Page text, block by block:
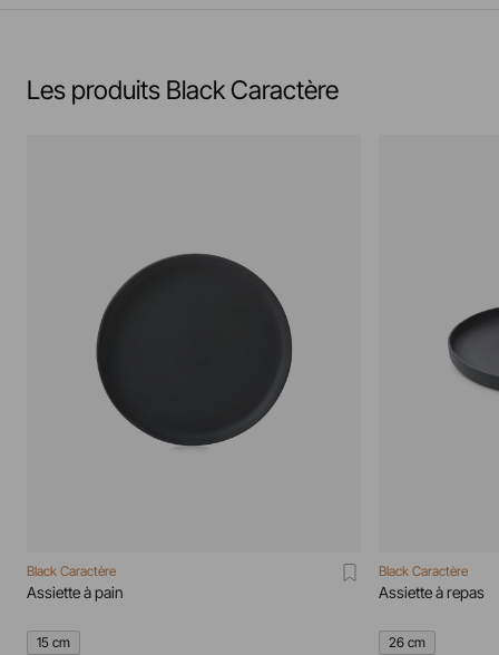
Les produits Black Caractère
Black Caractère
Assiette à pain
15 cm
Black Caractère
Assiette à repas
26 cm